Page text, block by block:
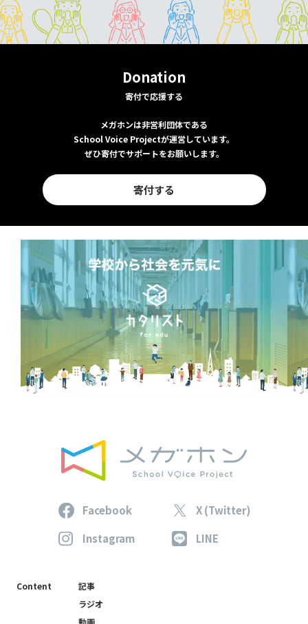
Donation
寄付で応援する
メガホンは非営利団体である
School Voice Projectが運営しています。
ぜひ寄付でサポートをお願いします。
寄付する
Facebook
X (Twitter)
Instagram
LINE
Content
記事
ラジオ
動画